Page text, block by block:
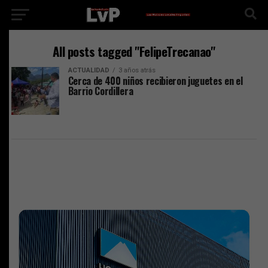
All posts tagged "FelipeTrecanao"
ACTUALIDAD 3 años atrás
Cerca de 400 niños recibieron juguetes en el
Barrio Cordillera